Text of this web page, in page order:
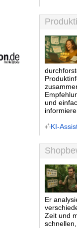
und
KI-
Er
Zeit und